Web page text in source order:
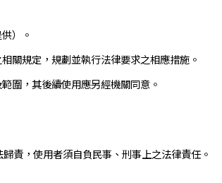
）。
關規定，規劃並執行法律要求之相應措施。
圍，其後續使用應另經機關同意。
責，使用者須自負民事、刑事上之法律責任。